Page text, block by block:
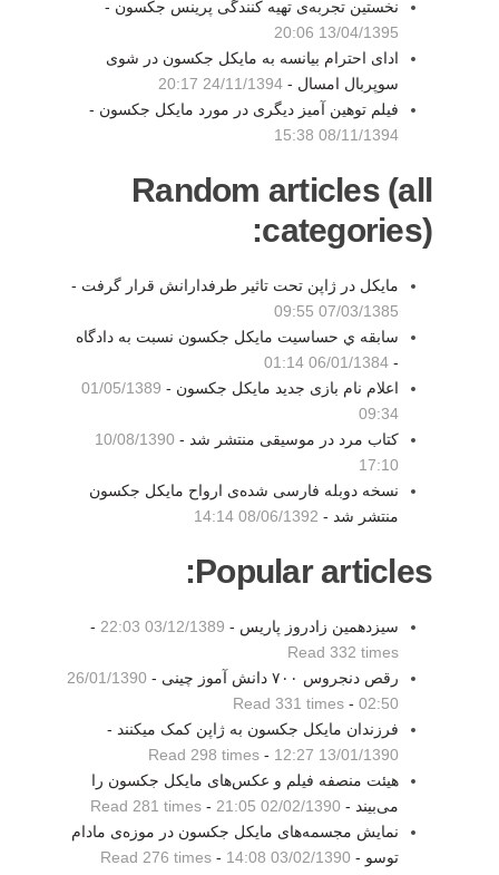
نخستین تجربه‌ی تهیه کنندگی پرینس جکسون -
13/04/1395 20:06
ادای احترام بیانسه به مایکل جکسون در شوی
سوپربال امسال - 24/11/1394 20:17
فیلم توهین آمیز دیگری در مورد مایکل جکسون -
08/11/1394 15:38
Random articles (all
categories):
مایکل در ژاپن تحت تاثیر طرفدارانش قرار گرفت -
07/03/1385 09:55
سابقه ي حساسيت مايكل جكسون نسبت به دادگاه
-
06/01/1384 01:14
اعلام نام بازی جدید مایکل جکسون - 01/05/1389
09:34
کتاب مرد در موسیقی منتشر شد - 10/08/1390
17:10
نسخه دوبله فارسی شده‌ی ارواح مایکل جکسون
منتشر شد - 08/06/1392 14:14
Popular articles:
سیزدهمین زادروز پاریس - 03/12/1389 22:03
-
Read 332 times
رقص دنجروس ۷۰۰ دانش آموز چینی -
26/01/1390
02:50
-
Read 331 times
فرزندان مایکل جکسون به ژاپن کمک میکنند -
13/01/1390 12:27
-
Read 298 times
هیئت منصفه فیلم و عکس‌های مایکل جکسون را
می‌بیند - 02/02/1390 21:05
-
Read 281 times
نمایش مجسمه‌‌های مایکل جکسون در موزه‌ی مادام
توسو - 03/02/1390 14:08
-
Read 276 times